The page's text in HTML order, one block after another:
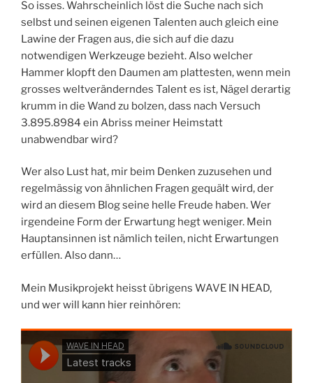
So isses. Wahrscheinlich löst die Suche nach sich
selbst und seinen eigenen Talenten auch gleich eine
Lawine der Fragen aus, die sich auf die dazu
notwendigen Werkzeuge bezieht. Also welcher
Hammer klopft den Daumen am plattesten, wenn mein
grosses weltveränderndes Talent es ist, Nägel derartig
krumm in die Wand zu bolzen, dass nach Versuch
3.895.8984 ein Abriss meiner Heimstatt
unabwendbar wird?
Wer also Lust hat, mir beim Denken zuzusehen und
regelmässig von ähnlichen Fragen gequält wird, der
wird an diesem Blog seine helle Freude haben. Wer
irgendeine Form der Erwartung hegt weniger. Mein
Hauptansinnen ist nämlich teilen, nicht Erwartungen
erfüllen. Also dann…
Mein Musikprojekt heisst übrigens WAVE IN HEAD,
und wer will kann hier reinhören: